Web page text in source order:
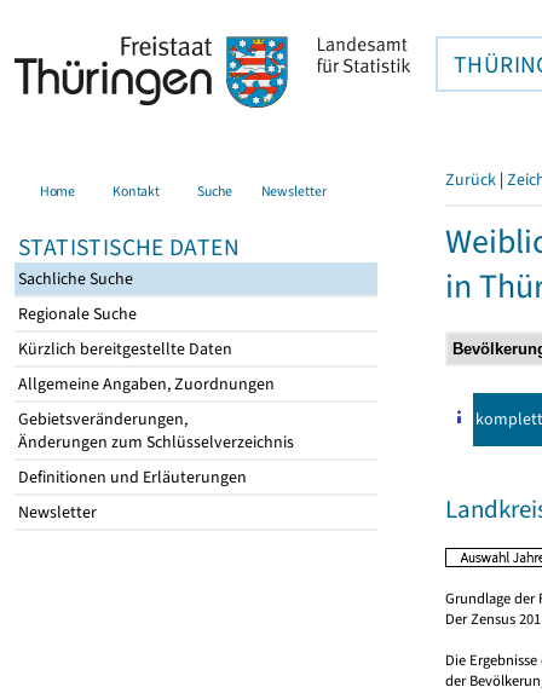
Home Kontakt Suche Newsletter
STATISTISCHE DATEN
Sachliche Suche
Regionale Suche
Kürzlich bereitgestellte Daten
Allgemeine Angaben, Zuordnungen
Gebietsveränderungen,
Änderungen zum Schlüsselverzeichnis
Definitionen und Erläuterungen
Newsletter
Zurück |
in
komplett
Grundlage der
Der Zensus
Die
der